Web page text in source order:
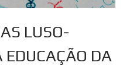
LUSO-
EDUCAÇÃO DA